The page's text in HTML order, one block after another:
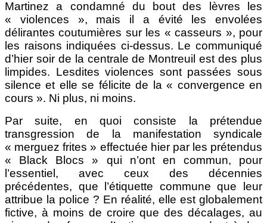
Martinez a condamné du bout des lèvres les
« violences », mais il a évité les envolées
délirantes coutumières sur les « casseurs », pour
les raisons indiquées ci-dessus. Le communiqué
d’hier soir de la centrale de Montreuil est des plus
limpides. Lesdites violences sont passées sous
silence et elle se félicite de la « convergence en
cours ». Ni plus, ni moins.
Par suite, en quoi consiste la prétendue
transgression de la manifestation syndicale
« merguez frites » effectuée hier par les prétendus
« Black Blocs » qui n’ont en commun, pour
l’essentiel, avec ceux des décennies
précédentes, que l’étiquette commune que leur
attribue la police ? En réalité, elle est globalement
fictive, à moins de croire que des décalages, au